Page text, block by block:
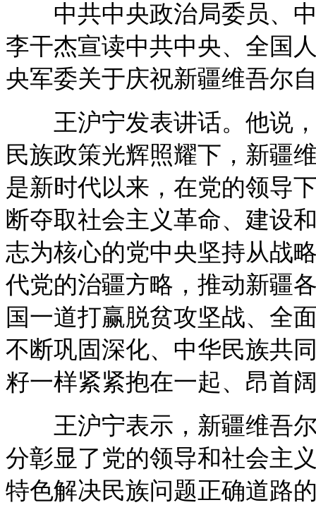
中共中央政治局委员、中
李干杰宣读中共中央、全国
央军委关于庆祝新疆维吾尔
王沪宁发表讲话。他说，
民族政策光辉照耀下，新疆
是新时代以来，在党的领导
断夺取社会主义革命、建设
志为核心的党中央坚持从战
代党的治疆方略，推动新疆
国一道打赢脱贫攻坚战、全
不断巩固深化、中华民族共
籽一样紧紧抱在一起、昂首
王沪宁表示，新疆维吾尔
分彰显了党的领导和社会主
特色解决民族问题正确道路